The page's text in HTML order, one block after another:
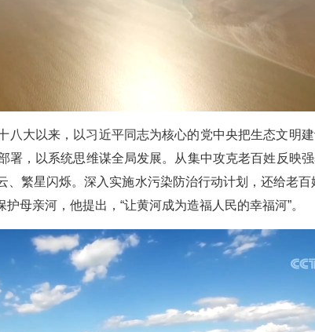
八大以来，以习近平同志为核心的党中央把生态文明
署，以系统思维谋全局发展。从集中攻克老百姓反映
繁星闪烁。深入实施水污染防治行动计划，还给老
母亲河，他提出，“让黄河成为造福人民的幸福河”。